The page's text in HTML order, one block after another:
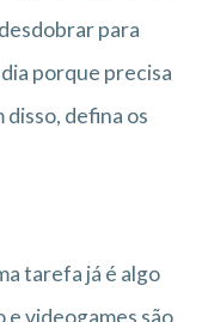
para
porque precisa
defina os
tarefa já é algo
videogames são